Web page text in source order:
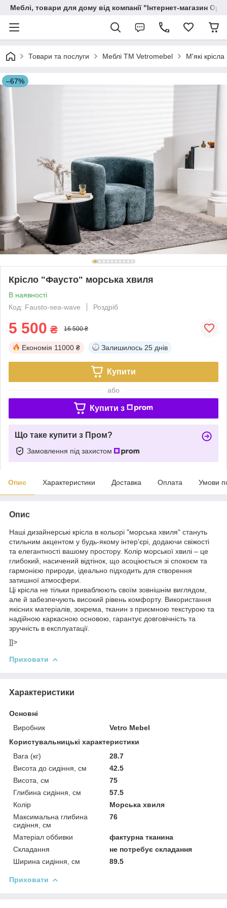
Меблі, товари для дому від компанії "Інтернет-магазин
Товари та послуги Меблі TM Vetromebel М'які крісла
–67%
Крісло "Фаусто" морська хвиля
В наявності
Код: Fausto-sea-wave
Роздріб
5 500 ₴ 16 500 ₴
Економія 11000 ₴ Залишилось 25 днів
Купити
або
Купити з
Що таке купити з Пром?
Замовлення під захистом
Опис Характеристики Доставка Оплата Умови
Опис
Наші дизайнерські крісла в кольорі "морська хвиля" стануть
стильним акцентом у будь-якому інтер'єрі, додаючи свіжості
та елегантності вашому простору. Колір морської хвилі – це
глибокий, насичений відтінок, що асоціюється зі спокоєм та
гармонією природи, ідеально підходить для створення
затишної атмосфери.
Ці крісла не тільки приваблюють своїм зовнішнім виглядом,
але й забезпечують високий рівень комфорту. Використання
якісних матеріалів, зокрема, тканин з приємною текстурою та
надійною каркасною основою, гарантує довговічність та
зручність в експлуатації.
]]>
Приховати
Характеристики
Основні
Виробник
Vetro Mebel
Користувальницькі характеристики
Вага (кг)
28.7
Висота до сидіння, см
42.5
Висота, см
75
Глибина сидіння, см
57.5
Колір
Морська хвиля
Максимальна глибина
сидіння, см
76
Матеріал оббивки
фактурна тканина
Складання
не потребує складання
Ширина сидіння, см
89.5
Приховати